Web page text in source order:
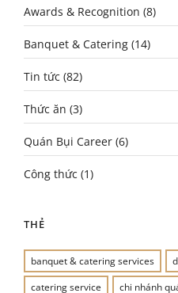
Awards & Recognition (8)
Banquet & Catering (14)
Tin tức (82)
Thức ăn (3)
Quán Bụi Career (6)
Công thức (1)
THẺ
banquet & catering services
catering service
chi nhánh